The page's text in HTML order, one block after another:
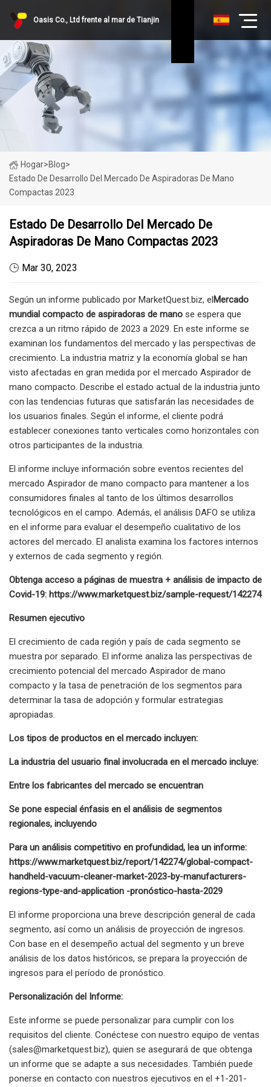
Oasis Co., Ltd frente al mar de Tianjin
Hogar>Blog>
Estado De Desarrollo Del Mercado De Aspiradoras De Mano
Compactas 2023
Estado De Desarrollo Del Mercado De
Aspiradoras De Mano Compactas 2023
Mar 30, 2023
Según un informe publicado por MarketQuest.biz, elMercado
mundial compacto de aspiradoras de mano se espera que
crezca a un ritmo rápido de 2023 a 2029. En este informe se
examinan los fundamentos del mercado y las perspectivas de
crecimiento. La industria matriz y la economía global se han
visto afectadas en gran medida por el mercado Aspirador de
mano compacto. Describe el estado actual de la industria junto
con las tendencias futuras que satisfarán las necesidades de
los usuarios finales. Según el informe, el cliente podrá
establecer conexiones tanto verticales como horizontales con
otros participantes de la industria.
El informe incluye información sobre eventos recientes del
mercado Aspirador de mano compacto para mantener a los
consumidores finales al tanto de los últimos desarrollos
tecnológicos en el campo. Además, el análisis DAFO se utiliza
en el informe para evaluar el desempeño cualitativo de los
actores del mercado. El analista examina los factores internos
y externos de cada segmento y región.
Obtenga acceso a páginas de muestra + análisis de impacto de
Covid-19: https://www.marketquest.biz/sample-request/142274
Resumen ejecutivo
El crecimiento de cada región y país de cada segmento se
muestra por separado. El informe analiza las perspectivas de
crecimiento potencial del mercado Aspirador de mano
compacto y la tasa de penetración de los segmentos para
determinar la tasa de adopción y formular estrategias
apropiadas.
Los tipos de productos en el mercado incluyen:
La industria del usuario final involucrada en el mercado incluye:
Entre los fabricantes del mercado se encuentran
Se pone especial énfasis en el análisis de segmentos
regionales, incluyendo
Para un análisis competitivo en profundidad, lea un informe:
https://www.marketquest.biz/report/142274/global-compact-
handheld-vacuum-cleaner-market-2023-by-manufacturers-
regions-type-and-application -pronóstico-hasta-2029
El informe proporciona una breve descripción general de cada
segmento, así como un análisis de proyección de ingresos.
Con base en el desempeño actual del segmento y un breve
análisis de los datos históricos, se prepara la proyección de
ingresos para el período de pronóstico.
Personalización del Informe:
Este informe se puede personalizar para cumplir con los
requisitos del cliente. Conéctese con nuestro equipo de ventas
(sales@marketquest.biz), quien se asegurará de que obtenga
un informe que se adapte a sus necesidades. También puede
ponerse en contacto con nuestros ejecutivos en el +1-201-